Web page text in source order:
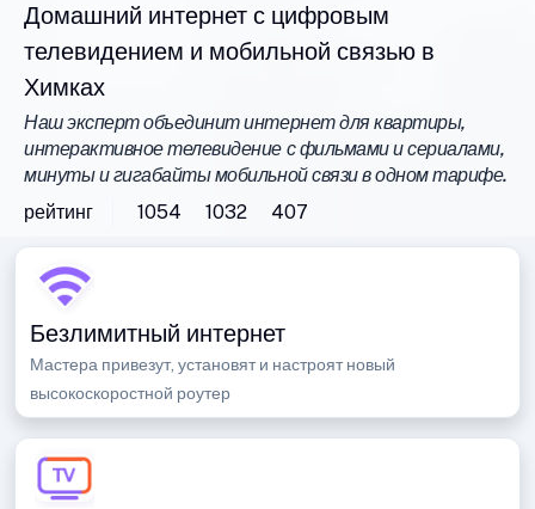
Домашний интернет с цифровым
телевидением и мобильной связью в
Химках
Наш эксперт объединит интернет для квартиры,
интерактивное телевидение с фильмами и сериалами,
минуты и гигабайты мобильной связи в одном тарифе.
рейтинг
1054 1032 407
Безлимитный интернет
Мастера привезут, установят и настроят новый
высокоскоростной роутер